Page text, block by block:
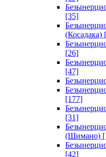
[35]
(Косадака)
[26]
[47]
[177]
[31]
(Шимано)
[42]